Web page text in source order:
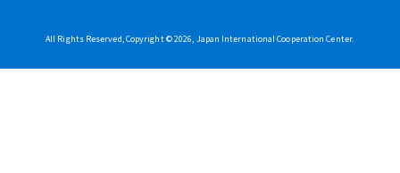
All Rights Reserved, Copyright ©2026, Japan International Cooperation Center.